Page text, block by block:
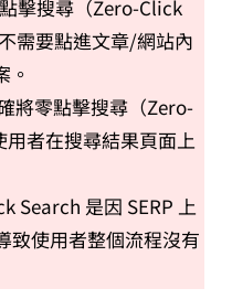
擊搜尋（Zero-Click
需要點進文章/網站內
。
將零點擊搜尋（Zero-
者在搜尋結果頁面上
Search 是因 SERP 上
致使用者整個流程沒有